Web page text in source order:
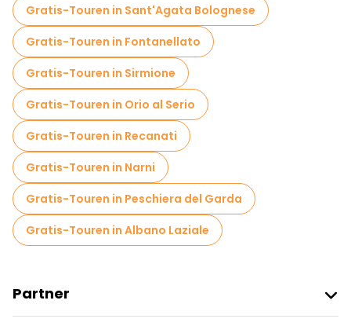
Gratis-Touren in Sant'Agata Bolognese
Gratis-Touren in Fontanellato
Gratis-Touren in Sirmione
Gratis-Touren in Orio al Serio
Gratis-Touren in Recanati
Gratis-Touren in Narni
Gratis-Touren in Peschiera del Garda
Gratis-Touren in Albano Laziale
Partner